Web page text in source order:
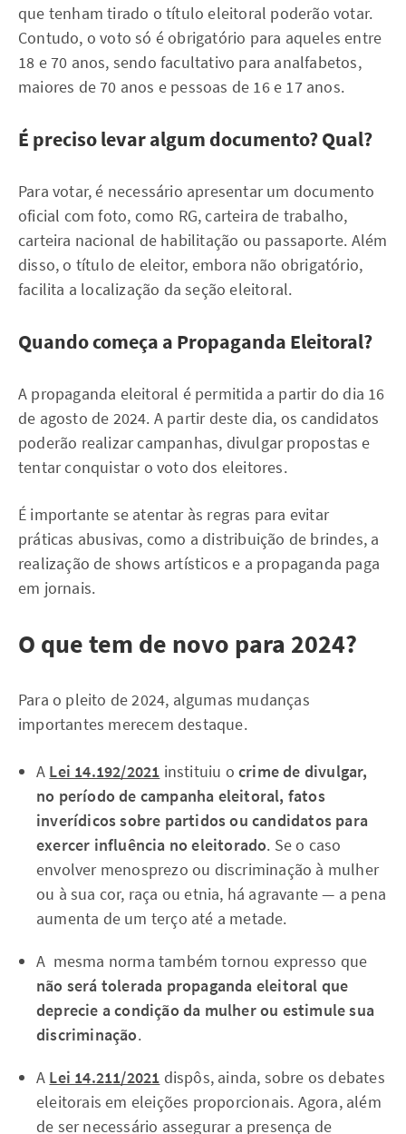
que tenham tirado o título eleitoral poderão votar.
Contudo, o voto só é obrigatório para aqueles entre
18 e 70 anos, sendo facultativo para analfabetos,
maiores de 70 anos e pessoas de 16 e 17 anos.
É preciso levar algum documento? Qual?
Para votar, é necessário apresentar um documento
oficial com foto, como RG, carteira de trabalho,
carteira nacional de habilitação ou passaporte. Além
disso, o título de eleitor, embora não obrigatório,
facilita a localização da seção eleitoral.
Quando começa a Propaganda Eleitoral?
A propaganda eleitoral é permitida a partir do dia 16
de agosto de 2024. A partir deste dia, os candidatos
poderão realizar campanhas, divulgar propostas e
tentar conquistar o voto dos eleitores.
É importante se atentar às regras para evitar
práticas abusivas, como a distribuição de brindes, a
realização de shows artísticos e a propaganda paga
em jornais.
O que tem de novo para 2024?
Para o pleito de 2024, algumas mudanças
importantes merecem destaque.
A Lei 14.192/2021 instituiu ocrime de divulgar,
no período de campanha eleitoral, fatos
inverídicos sobre partidos ou candidatos para
exercer influência no eleitorado. Se o caso
envolver menosprezo ou discriminação à mulher
ou à sua cor, raça ou etnia, há agravante — a pena
aumenta de um terço até a metade.
A mesma norma também tornou expresso que
não será tolerada propaganda eleitoral que
deprecie a condição da mulher ou estimule sua
discriminação.
A Lei 14.211/2021 dispôs, ainda, sobre os debates
eleitorais em eleições proporcionais. Agora, além
de ser necessário assegurar a presença de